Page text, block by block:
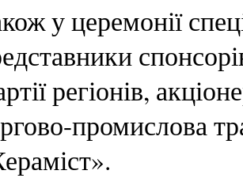
у церемонії
регіонів,
промислова